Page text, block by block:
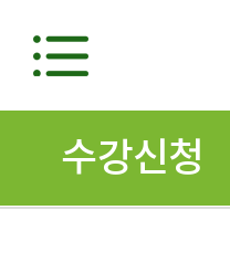
수강신청